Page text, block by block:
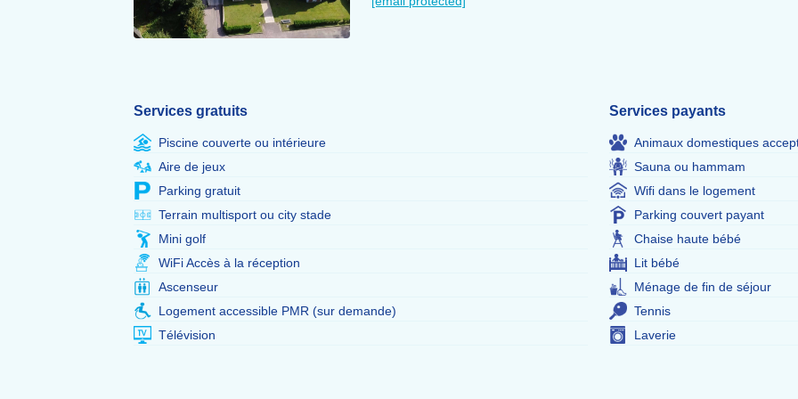
Services gratuits
Piscine couverte ou intérieure
Aire de jeux
Parking gratuit
Terrain multisport ou city stade
Mini golf
WiFi Accès à la réception
Ascenseur
Logement accessible PMR (sur demande)
Télévision
Services payants
Animaux domestiques
Sauna ou hammam
Wifi dans le logement
Parking couvert payant
Chaise haute bébé
Lit bébé
Ménage de fin de séjour
Tennis
Laverie